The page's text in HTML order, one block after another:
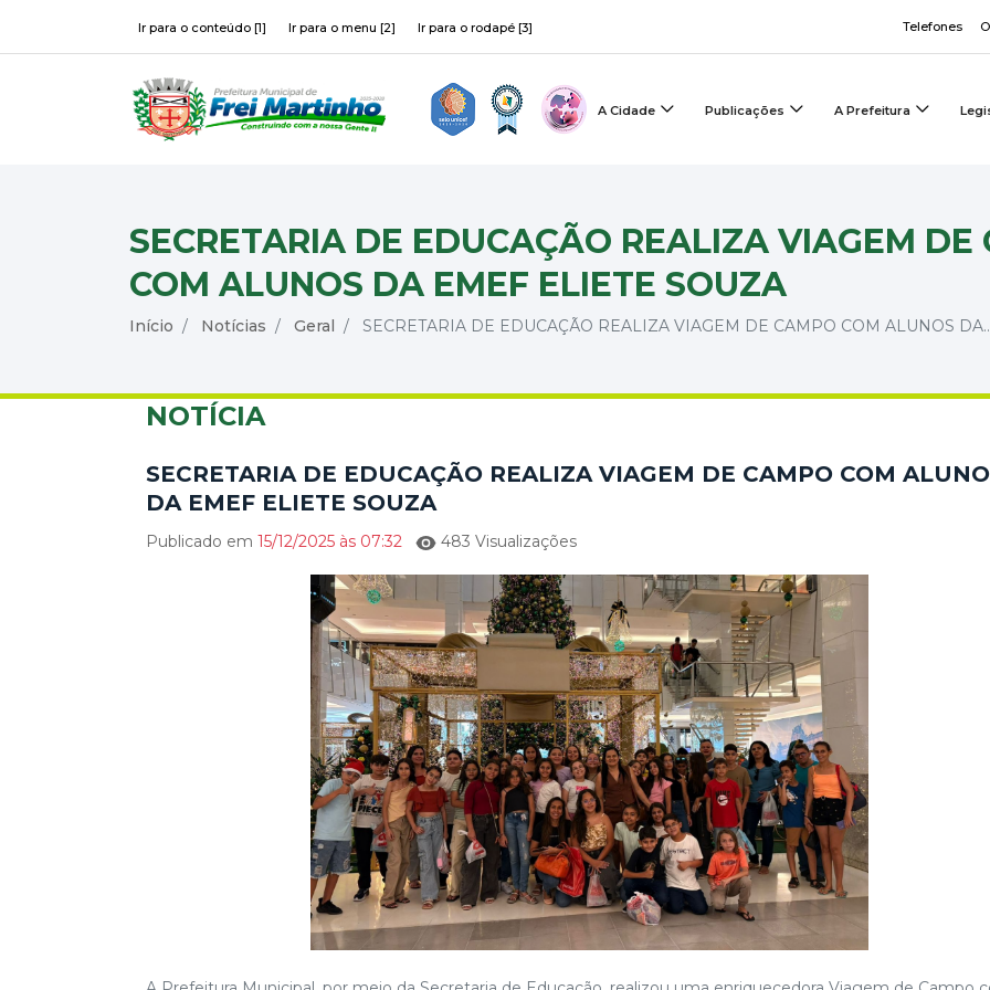
Ir para o conteúdo [1] Ir para o menu [2] Ir para o rodapé [3] Telefones
A Cidade Publicações A Prefeitura
SECRETARIA DE EDUCAÇÃO REALIZA VIAGEM DE
COM ALUNOS DA EMEF ELIETE SOUZA
Início Notícias Geral SECRETARIA DE EDUCAÇÃO REALIZA VIAGEM DE CAMPO COM ALUNOS
NOTÍCIA
SECRETARIA DE EDUCAÇÃO REALIZA VIAGEM DE CAMPO COM
DA EMEF ELIETE SOUZA
Publicado em 15/12/2025 às 07:32 483 Visualizações